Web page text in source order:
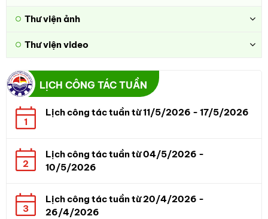
Thư viện ảnh
Thư viện video
LỊCH CÔNG TÁC TUẦN
1
Lịch công tác tuần từ 11/5/2026 - 17/5/2026
2
Lịch công tác tuần từ 04/5/2026 -
10/5/2026
3
Lịch công tác tuần từ 20/4/2026 -
26/4/2026